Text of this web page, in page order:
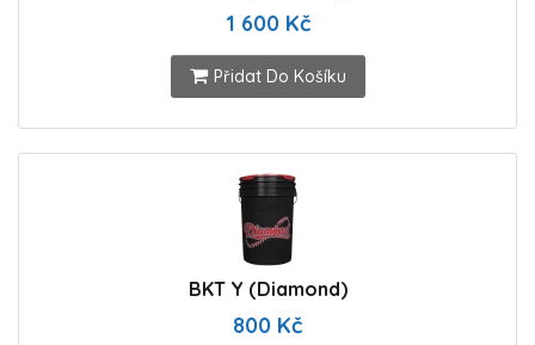
1 600 Kč
Přidat Do Košíku
BKT Y (Diamond)
800 Kč